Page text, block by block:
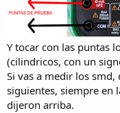
y medí el condensador
me daba un voltaje de
si es posible dime, por
descartar problemas.
Y tocar con las puntas
(cilindricos, con un
Si vas a medir los smd,
siguientes, siempre en
dijeron arriba.